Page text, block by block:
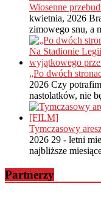
Wiosenne
kwietnia, 2026
zimowego snu, a
„Po dwóch
2026 Czy
nastolatków, nie
Tymczasowy
2026 29 - letni
najbliższe
Partnerzy